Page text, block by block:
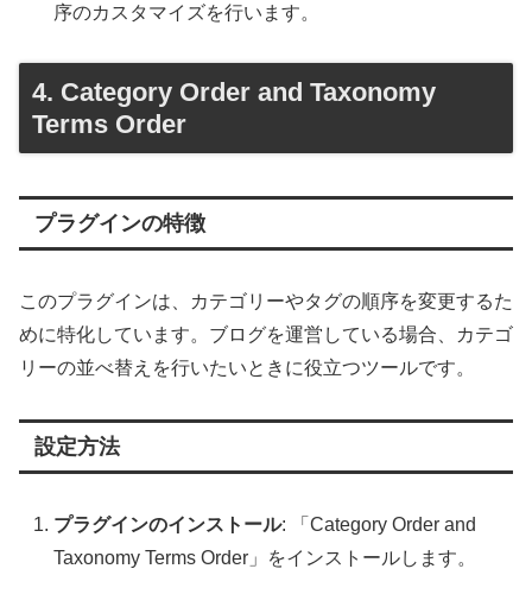
序のカスタマイズを行います。
4. Category Order and Taxonomy
Terms Order
プラグインの特徴
このプラグインは、カテゴリーやタグの順序を変更するた
めに特化しています。ブログを運営している場合、カテゴ
リーの並べ替えを行いたいときに役立つツールです。
設定方法
プラグインのインストール: 「Category Order and
Taxonomy Terms Order」をインストールします。